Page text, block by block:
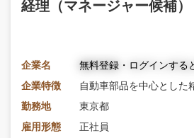
経理（マネージャー候補）
企業名
無料登録・ログインする
企業特徴
自動車部品を中心とした
勤務地
東京都
雇用形態
正社員